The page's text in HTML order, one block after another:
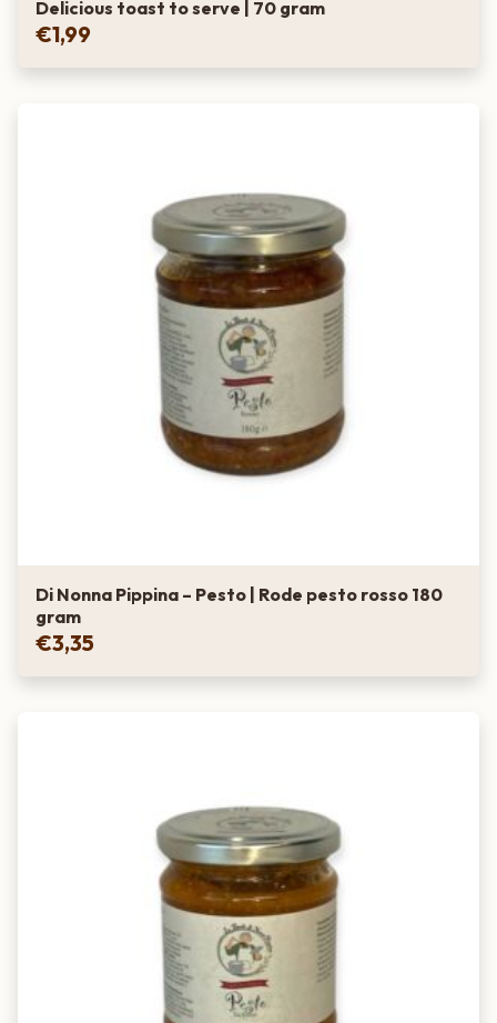
Delicious toast to serve | 70 gram
€1,99
Di Nonna Pippina – Pesto | Rode pesto rosso 180
gram
€3,35